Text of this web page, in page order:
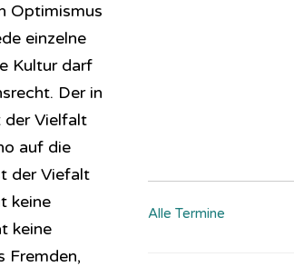
Optimismus
einzelne
Kultur darf
Der in
der Vielfalt
auf die
der Viefalt
keine
keine
Fremden,
Alle Termine